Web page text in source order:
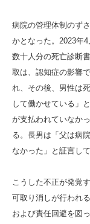
病院の管理体制のず
かとなった。2023年
数十人分の死亡診断
取は、認知症の影響
れ、その後、男性は
して働かせている」
が支払われていなか
る。長男は「父は病
なかった」と証言して
こうした不正が発覚
可取り消しが行われ
および責任回避を図